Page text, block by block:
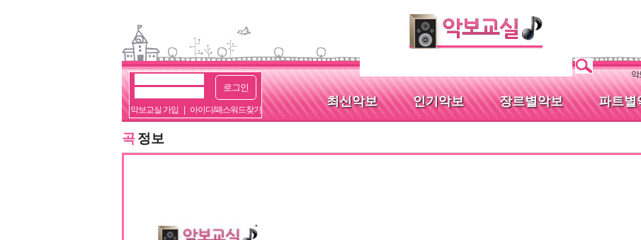
최신악보 인기악보 장르별악보 파트별
로그인
악보교실 가입 아이디/패스워드찾기
악
곡정보